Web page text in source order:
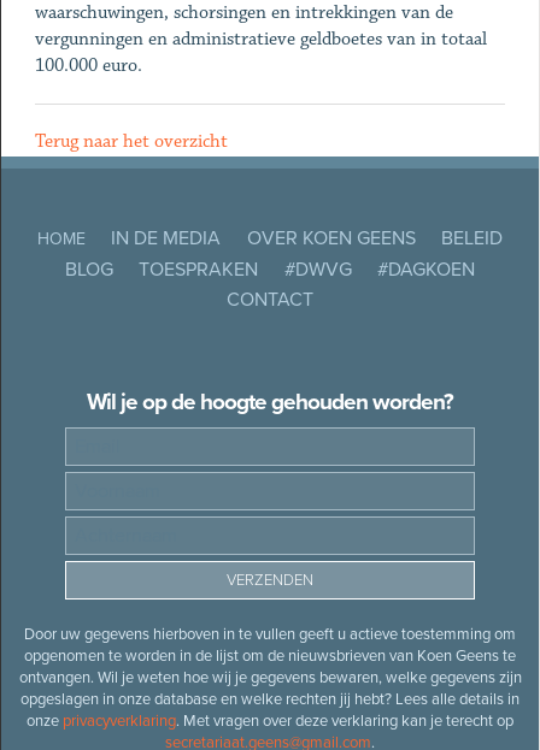
waarschuwingen, schorsingen en intrekkingen van de
vergunningen en administratieve geldboetes van in totaal
100.000 euro.
Terug naar het overzicht
HOME IN DE MEDIA OVER KOEN GEENS
BELEID
BLOG
TOESPRAKEN #DWVG
#DAGKOEN
CONTACT
Wil je op de hoogte gehouden worden?
Door uw gegevens hierboven in te vullen geeft u actieve toestemming om
opgenomen te worden in de lijst om de nieuwsbrieven van Koen Geens te
ontvangen. Wil je weten hoe wij je gegevens bewaren, welke gegevens zijn
opgeslagen in onze database en welke rechten jij hebt? Lees alle details in
onze privacyverklaring. Met vragen over deze verklaring kan je terecht op
secretariaat.geens@gmail.com.